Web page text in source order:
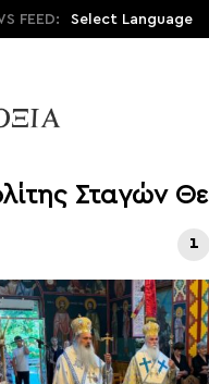
FEED: Select Language
Σταγών
1